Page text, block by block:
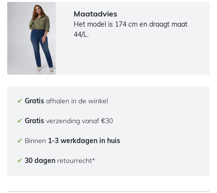
Maatadvies
Het model is 174 cm en draagt maat
44/L.
✔ Gratis afhalen in de winkel
✔ Gratis verzending vanaf €30
✔ Binnen 1-3 werkdagen in huis
✔ 30 dagen retourrecht*